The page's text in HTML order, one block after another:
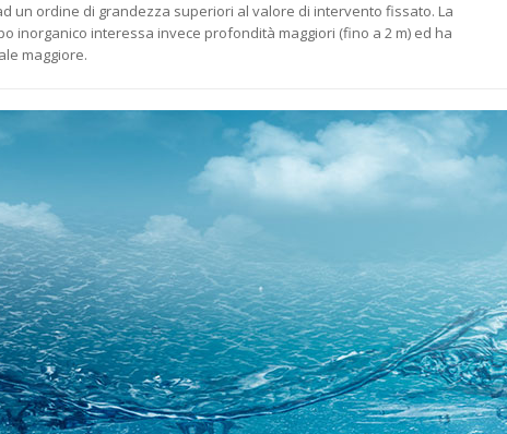
un ordine di grandezza superiori al valore di intervento fissato. La
inorganico interessa invece profondità maggiori (fino a 2 m) ed ha
maggiore.